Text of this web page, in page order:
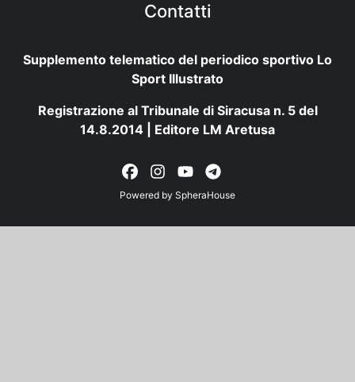
Contatti
Supplemento telematico del periodico sportivo Lo
Sport Illustrato
Registrazione al Tribunale di Siracusa n. 5 del
14.8.2014 | Editore LM Aretusa
Powered by SpheraHouse